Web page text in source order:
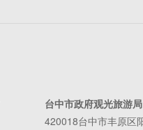
台中市政府观光旅游局
420018台中市丰原区